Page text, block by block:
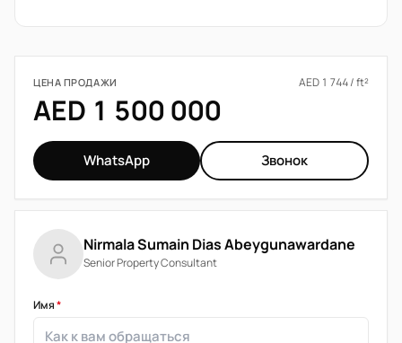
ЦЕНА ПРОДАЖИ AED 1 744 / ft²
AED 1 500 000
WhatsApp Звонок
Nirmala Sumain Dias Abeygunawardane
Senior Property Consultant
Имя*